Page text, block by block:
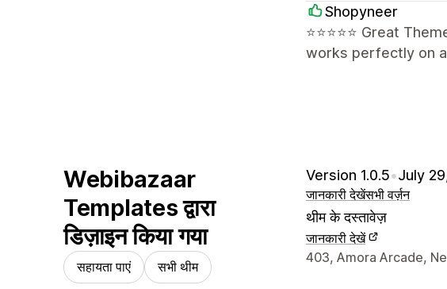
Shopyneer
⭐⭐⭐⭐⭐ Great
works perfectly on
Webibazaar
Templates द्वारा
डिज़ाइन किया गया
सहायता पाएं सभी थीम
Version 1.0.5•July
जानकारी देखेंसभी वर्ज़न
थीम के दस्तावेज़
जानकारी देखें
डिज़ाइनर के संपर्क की
403, Amora Arcade,